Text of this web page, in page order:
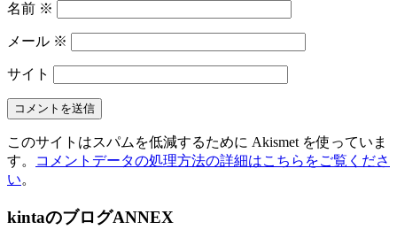
名前 ※
メール ※
サイト
このサイトはスパムを低減するために Akismet を使っていま
す。
コメントデータの処理方法の詳細はこちらをご覧くださ
い。
kintaのブログANNEX